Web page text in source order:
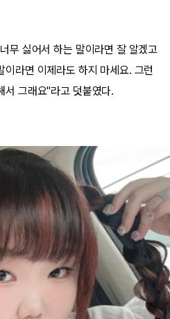
무 싫어서 하는 말이라면 잘 알겠고
라면 이제라도 하지 마세요. 그런
서 그래요"라고 덧붙였다.